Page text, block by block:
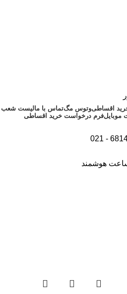
اقساطیوتوس مگتماس با مالیست شعب
موبایلفرم درخواست خرید اقساطی
68149 -
هوشمند